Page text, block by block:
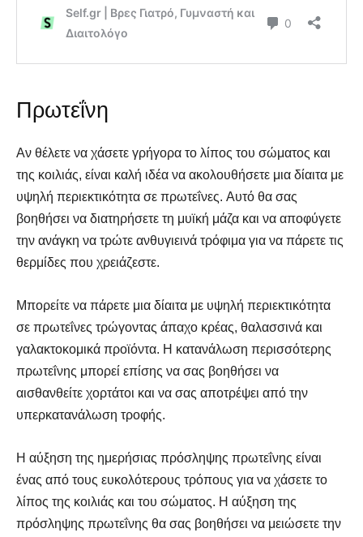
Πρωτεΐνη
Αν θέλετε να χάσετε γρήγορα το λίπος του σώματος και
της κοιλιάς, είναι καλή ιδέα να ακολουθήσετε μια δίαιτα με
υψηλή περιεκτικότητα σε πρωτεΐνες. Αυτό θα σας
βοηθήσει να διατηρήσετε τη μυϊκή μάζα και να αποφύγετε
την ανάγκη να τρώτε ανθυγιεινά τρόφιμα για να πάρετε τις
θερμίδες που χρειάζεστε.
Μπορείτε να πάρετε μια δίαιτα με υψηλή περιεκτικότητα
σε πρωτεΐνες τρώγοντας άπαχο κρέας, θαλασσινά και
γαλακτοκομικά προϊόντα. Η κατανάλωση περισσότερης
πρωτεΐνης μπορεί επίσης να σας βοηθήσει να
αισθανθείτε χορτάτοι και να σας αποτρέψει από την
υπερκατανάλωση τροφής.
Η αύξηση της ημερήσιας πρόσληψης πρωτεΐνης είναι
ένας από τους ευκολότερους τρόπους για να χάσετε το
λίπος της κοιλιάς και του σώματος. Η αύξηση της
πρόσληψης πρωτεΐνης θα σας βοηθήσει να μειώσετε την